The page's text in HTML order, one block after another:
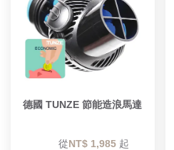
德國 TUNZE 節能造浪馬達
        從
NT$ 1,985 起